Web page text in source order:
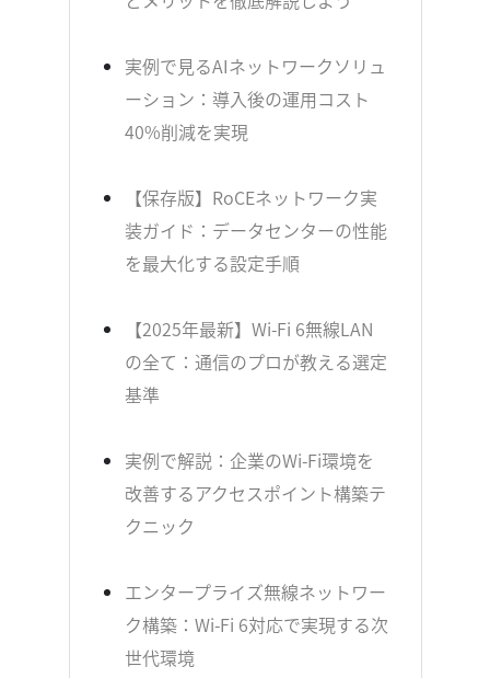
実例で見るAIネットワークソリュ
ーション：導入後の運用コスト
40%削減を実現
【保存版】RoCEネットワーク実
装ガイド：データセンターの性能
を最大化する設定手順
【2025年最新】Wi-Fi 6無線LAN
の全て：通信のプロが教える選定
基準
実例で解説：企業のWi-Fi環境を
改善するアクセスポイント構築テ
クニック
エンタープライズ無線ネットワー
ク構築：Wi-Fi 6対応で実現する次
世代環境